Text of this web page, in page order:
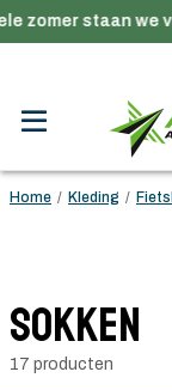
zomer staan we
Gratis
Gratis
Home / Kleding /
Sokken
17 producten